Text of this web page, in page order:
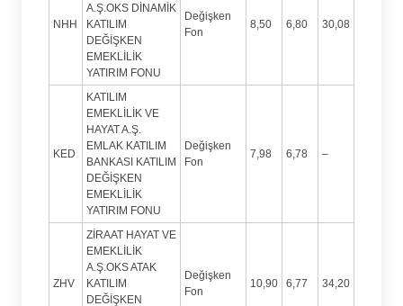
NHH
A.Ş.OKS DİNAMİK
KATILIM
DEĞİŞKEN
EMEKLİLİK
YATIRIM FONU
Değişken
Fon
8,50 6,80 30,08
KED
KATILIM
EMEKLİLİK VE
HAYAT A.Ş.
EMLAK KATILIM
BANKASI KATILIM
DEĞİŞKEN
EMEKLİLİK
YATIRIM FONU
Değişken
Fon
7,98 6,78 –
ZHV
ZİRAAT HAYAT VE
EMEKLİLİK
A.Ş.OKS ATAK
KATILIM
DEĞİŞKEN
Değişken
Fon
10,90 6,77 34,20